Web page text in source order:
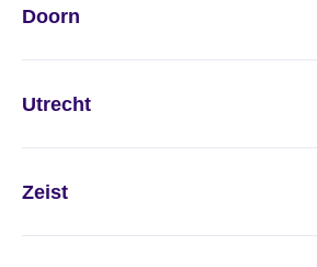
's Heerenberg
Doorn
Utrecht
Zeist